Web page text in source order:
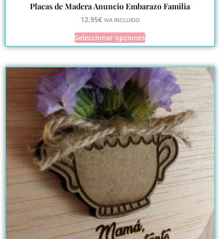
Placas de Madera Anuncio Embarazo Familia
12,95€ IVA INCLUIDO
Seleccionar opciones